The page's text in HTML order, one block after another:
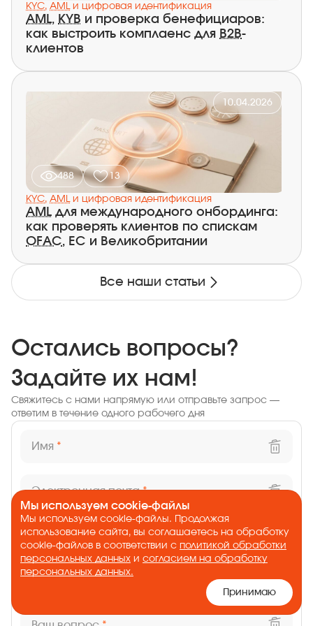
ложноположительных срабатываний.
KYC, AMLи цифровая идентификация
AML, KYB и проверка бенефициаров:
как выстроить комплаенс для B2B-
клиентов
10.04.2026
488 13
KYC, AMLи цифровая идентификация
AML для международного онбординга:
как проверять клиентов по спискам
OFAC, ЕС и Великобритании
Все наши статьи
Остались вопросы?
Задайте их нам!
Свяжитесь с нами напрямую или отправьте запрос —
ответим в течение одного рабочего дня
Имя *
Электронная почта*
Компания
Должность
Мы используем cookie-файлы
Мы используем cookie-файлы. Продолжая
использование сайта, вы соглашаетесь на обработку
cookie-файлов в соответствии с политикой обработки
персональных данных и согласием на обработку
персональных данных.
Принимаю